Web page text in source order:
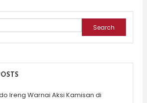
Search
for:
Ireng Warnai Aksi Kamisan di